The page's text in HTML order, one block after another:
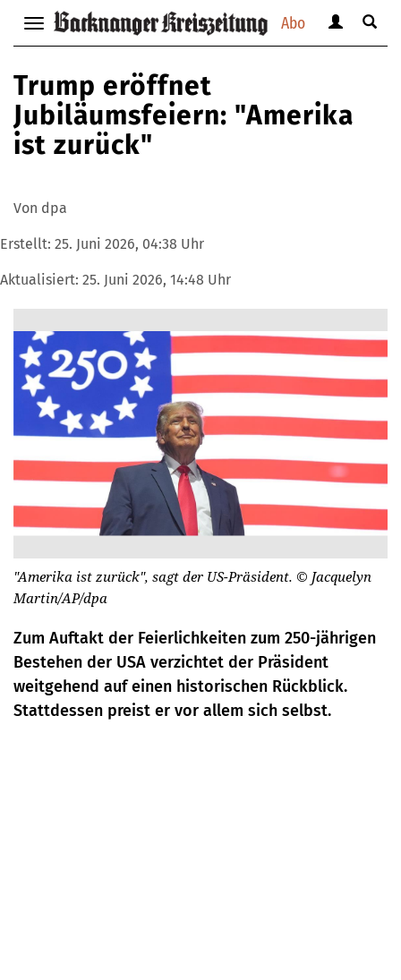
Abo
Navigation
anzeigen
verbergen
anzeigen
Suche
Trump eröffnet
Jubiläumsfeiern: "Amerika
ist zurück"
Von dpa
Erstellt: 25. Juni 2026, 04:38 Uhr
Aktualisiert: 25. Juni 2026, 14:48 Uhr
"Amerika ist zurück", sagt der US-Präsident. © Jacquelyn
Martin/AP/dpa
Zum Auftakt der Feierlichkeiten zum 250-jährigen
Bestehen der USA verzichtet der Präsident
weitgehend auf einen historischen Rückblick.
Stattdessen preist er vor allem sich selbst.